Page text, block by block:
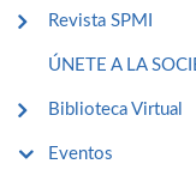
Revista SPMI
ÚNETE A LA
Biblioteca Virtual
Eventos